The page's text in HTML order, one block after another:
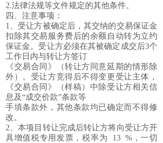
2.法律法规等文件规定的其他条件。
四、注意事项：
1、受让方被确定后，其交纳的交易保证金
扣除其交易服务费后的余额自动转为立约
保证金。受让方必须在其被确定成交后3个
工作日内与转让方签订
《交易合同》（转让方同意延期的情形除
外）。受让方竞得后不得变更受让主体，
《交易合同》（样稿）中除受让方相关信
息及“成交价款”条款等
手填条款外，其他条款均已确定而不得修
改。
2、本项目转让完成后转让方将向受让方开
具增值税专用发票，税率为 13 %，一切